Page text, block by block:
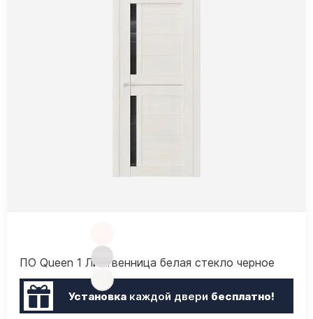
ПО Queen 1 Лиственница белая стекло черное
Установкакаждой двери бесплатно!